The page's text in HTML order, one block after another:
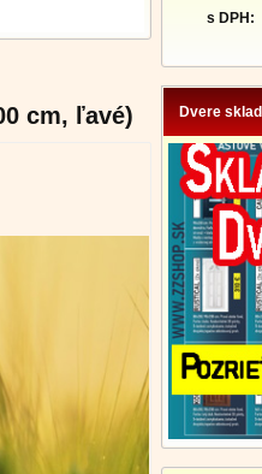
s DPH:
Dvere
cm, ľavé)